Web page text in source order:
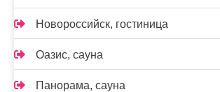
Новороссийск, гостиница
Оазис, сауна
Панорама, сауна